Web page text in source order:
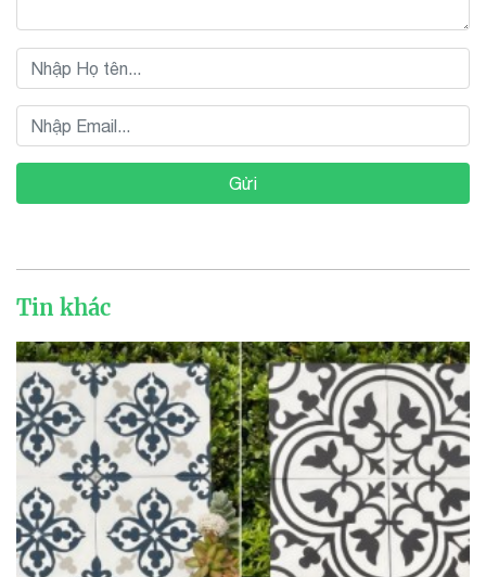
Gửi
Tin khác